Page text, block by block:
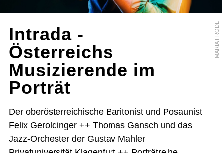
MARIA FRODL
Intrada -
Österreichs
Musizierende im
Porträt
Der oberösterreichische Baritonist und Posaunist
Felix Geroldinger ++ Thomas Gansch und das
Jazz-Orchester der Gustav Mahler